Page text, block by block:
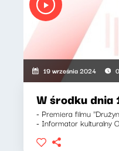
19 września 2024
W środku
- Premiera filmu
- Informator kulturalny